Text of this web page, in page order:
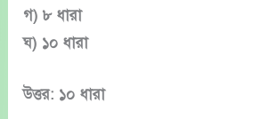
গ) ৮ ধারা
ঘ) ১০ ধারা
উত্তর: ১০ ধারা